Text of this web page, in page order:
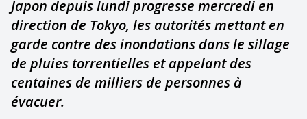
Japon depuis lundi progresse mercredi en
direction de Tokyo, les autorités mettant en
garde contre des inondations dans le sillage
de pluies torrentielles et appelant des
centaines de milliers de personnes à
évacuer.